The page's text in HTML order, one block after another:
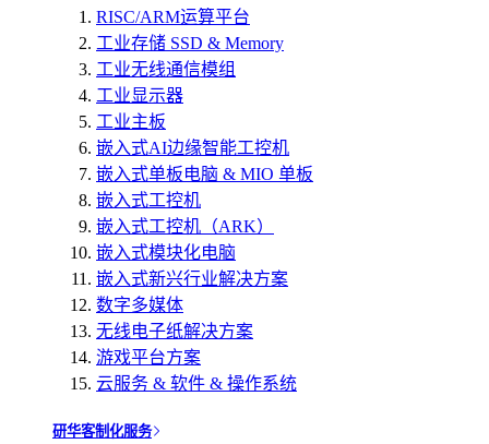
RISC/ARM运算平台
工业存储 SSD & Memory
工业无线通信模组
工业显示器
工业主板
嵌入式AI边缘智能工控机
嵌入式单板电脑 & MIO 单板
嵌入式工控机
嵌入式工控机（ARK）
嵌入式模块化电脑
嵌入式新兴行业解决方案
数字多媒体
无线电子纸解决方案
游戏平台方案
云服务 & 软件 & 操作系统
研华客制化服务